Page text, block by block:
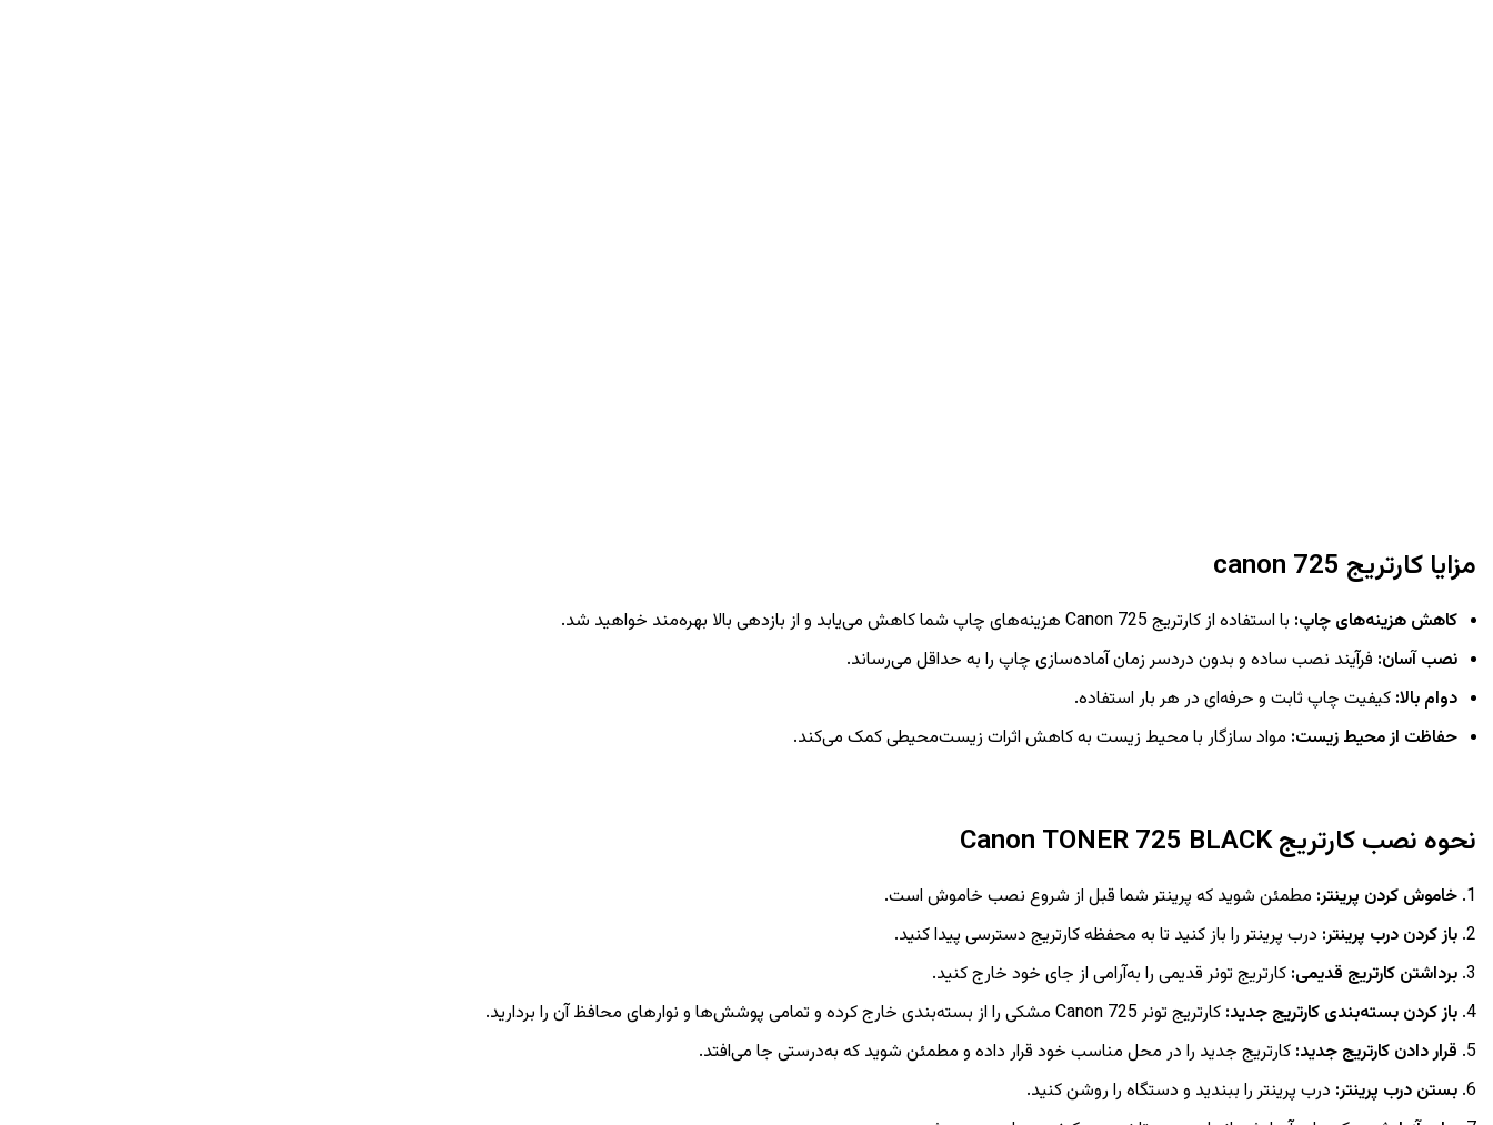
مزایا کارتریج canon 725
کاهش هزینه‌های چاپ: با استفاده از کارتریج Canon 725 هزینه‌های چاپ شما کاهش می‌یابد و از بازدهی بالا بهره‌مند خواهید شد.
نصب آسان: فرآیند نصب ساده و بدون دردسر زمان آماده‌سازی چاپ را به حداقل می‌رساند.
دوام بالا: کیفیت چاپ ثابت و حرفه‌ای در هر بار استفاده.
حفاظت از محیط زیست: مواد سازگار با محیط زیست به کاهش اثرات زیست‌محیطی کمک می‌کند.
نحوه نصب کارتریجCanon TONER 725 BLACK
خاموش کردن پرینتر: مطمئن شوید که پرینتر شما قبل از شروع نصب خاموش است.
باز کردن درب پرینتر: درب پرینتر را باز کنید تا به محفظه کارتریج دسترسی پیدا کنید.
برداشتن کارتریج قدیمی: کارتریج تونر قدیمی را به‌آرامی از جای خود خارج کنید.
باز کردن بسته‌بندی کارتریج جدید: کارتریج تونر Canon 725 مشکی را از بسته‌بندی خارج کرده و تمامی پوشش‌ها و نوارهای محافظ آن را بردارید.
قرار دادن کارتریج جدید: کارتریج جدید را در محل مناسب خود قرار داده و مطمئن شوید که به‌درستی جا می‌افتد.
بستن درب پرینتر: درب پرینتر را ببندید و دستگاه را روشن کنید.